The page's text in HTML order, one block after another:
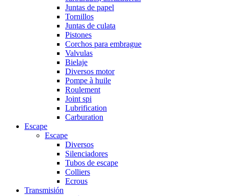
Juntas de papel
Tornillos
Juntas de culata
Pistones
Corchos para embrague
Valvulas
Bielaje
Diversos motor
Pompe à huile
Roulement
Joint spi
Lubrification
Carburation
Escape
Escape
Diversos
Silenciadores
Tubos de escape
Colliers
Ecrous
Transmisión